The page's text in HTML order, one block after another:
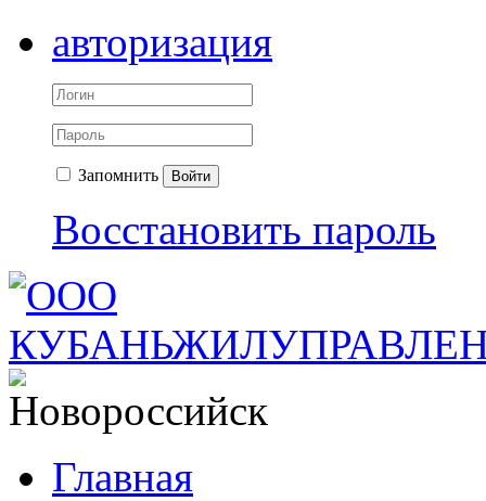
авторизация
Запомнить Войти
Восстановить пароль
Главная